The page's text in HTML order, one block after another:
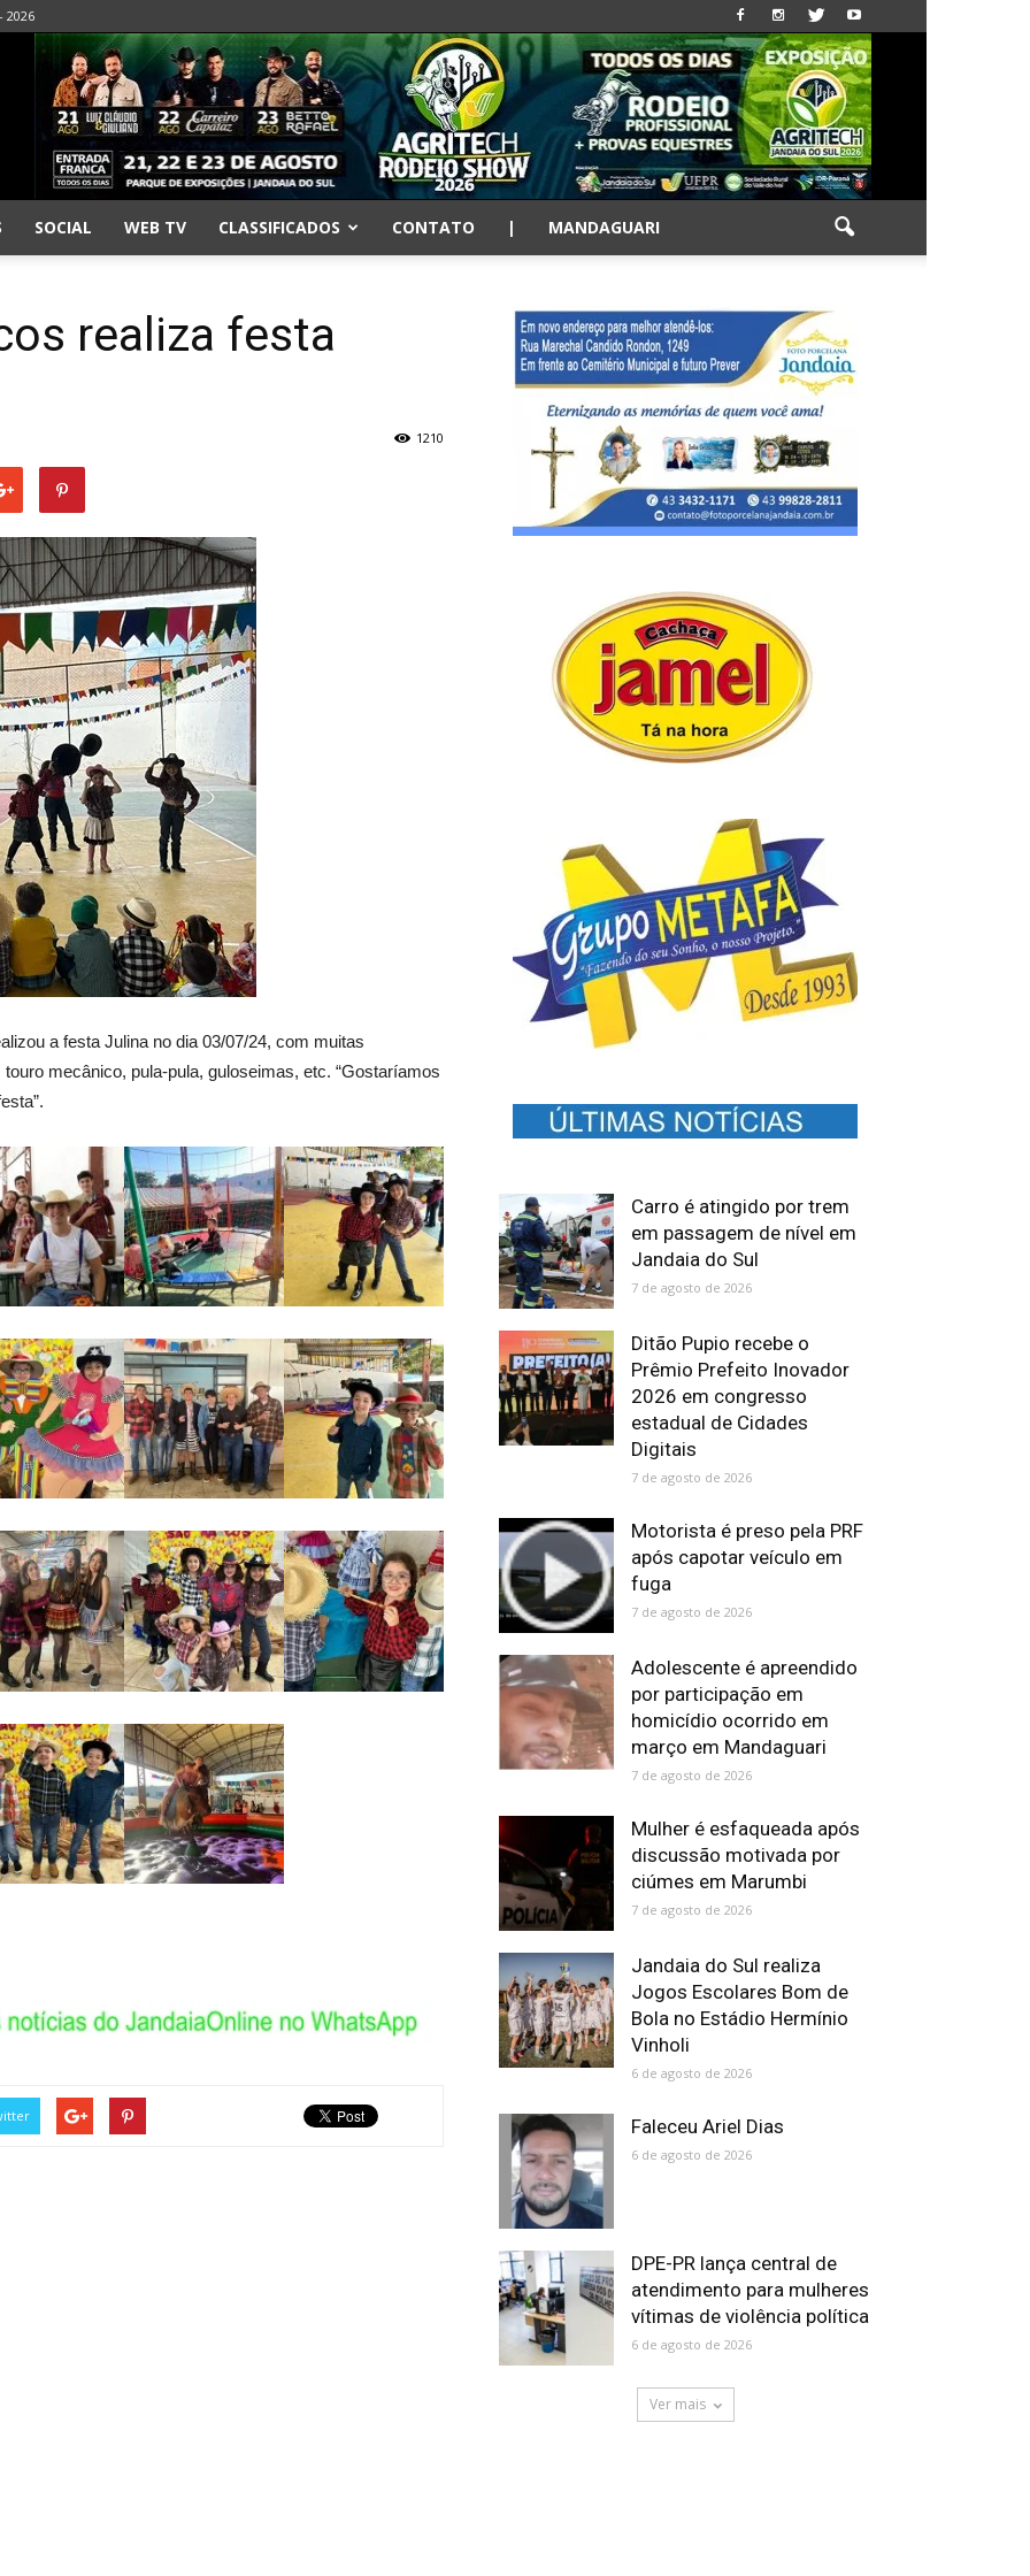
2026
SOCIAL WEB TV CLASSIFICADOS CONTATO | MANDAGUARI
realiza festa
1210
a festa Julina no dia 03/07/24, com muitas
mecânico, pula-pula, guloseimas, etc. “Gostaríamos
Carro é atingido por trem
em passagem de nível em
Jandaia do Sul
7 de agosto de 2026
Ditão Pupio recebe o
Prêmio Prefeito Inovador
2026 em congresso
estadual de Cidades
Digitais
7 de agosto de 2026
Motorista é preso pela PRF
após capotar veículo em
fuga
7 de agosto de 2026
Adolescente é apreendido
por participação em
homicídio ocorrido em
março em Mandaguari
7 de agosto de 2026
Mulher é esfaqueada após
discussão motivada por
ciúmes em Marumbi
7 de agosto de 2026
Jandaia do Sul realiza
Jogos Escolares Bom de
Bola no Estádio Hermínio
Vinholi
6 de agosto de 2026
Faleceu Ariel Dias
6 de agosto de 2026
DPE-PR lança central de
atendimento para mulheres
vítimas de violência política
6 de agosto de 2026
Ver mais